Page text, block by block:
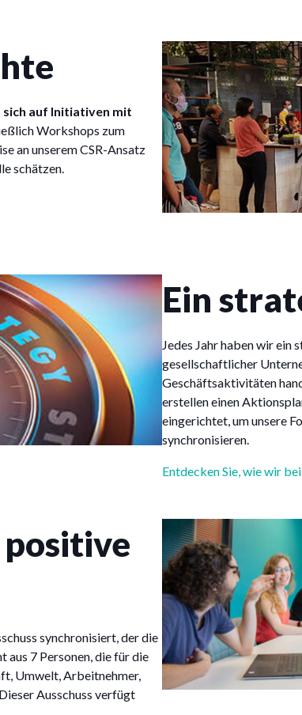
sich auf Initiativen mit
Workshops zum
an unserem CSR-Ansatz
schätzen.
Ein
Jedes Jahr haben wir ein
gesellschaftlicher
Geschäftsaktivitäten
erstellen einen
eingerichtet, um unsere
synchronisieren.
Entdecken Sie, wie wir
positive
synchronisiert, der die
7 Personen, die für die
Umwelt, Arbeitnehmer,
Ausschuss verfügt